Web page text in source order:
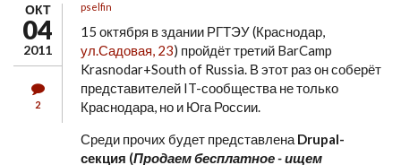
ОКТ
04
2011
2
pselfin
15 октября в здании РГТЭУ (Краснодар,
ул.Садовая, 23) пройдёт третий BarCamp
Krasnodar+South of Russia. В этот раз он соберёт
представителей IT-сообщества не только
Краснодара, но и Юга России.
Среди прочих будет представлена Drupal-
секция (Продаем бесплатное - ищем